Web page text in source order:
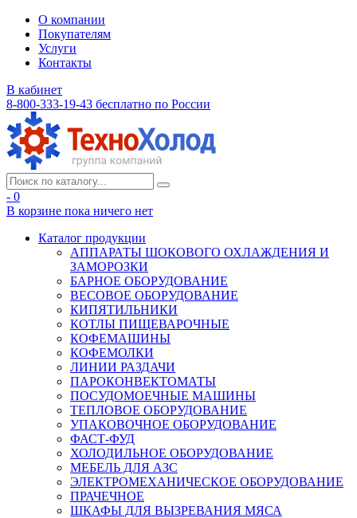
О компании
Покупателям
Услуги
Контакты
В кабинет
8-800-333-19-43 бесплатно по России
- 0
В корзине пока ничего нет
Каталог продукции
АППАРАТЫ ШОКОВОГО ОХЛАЖДЕНИЯ И
ЗАМОРОЗКИ
БАРНОЕ ОБОРУДОВАНИЕ
ВЕСОВОЕ ОБОРУДОВАНИЕ
КИПЯТИЛЬНИКИ
КОТЛЫ ПИЩЕВАРОЧНЫЕ
КОФЕМАШИНЫ
КОФЕМОЛКИ
ЛИНИИ РАЗДАЧИ
ПАРОКОНВЕКТОМАТЫ
ПОСУДОМОЕЧНЫЕ МАШИНЫ
ТЕПЛОВОЕ ОБОРУДОВАНИЕ
УПАКОВОЧНОЕ ОБОРУДОВАНИЕ
ФАСТ-ФУД
ХОЛОДИЛЬНОЕ ОБОРУДОВАНИЕ
МЕБЕЛЬ ДЛЯ АЗС
ЭЛЕКТРОМЕХАНИЧЕСКОЕ ОБОРУДОВАНИЕ
ПРАЧЕЧНОЕ
ШКАФЫ ДЛЯ ВЫЗРЕВАНИЯ МЯСА